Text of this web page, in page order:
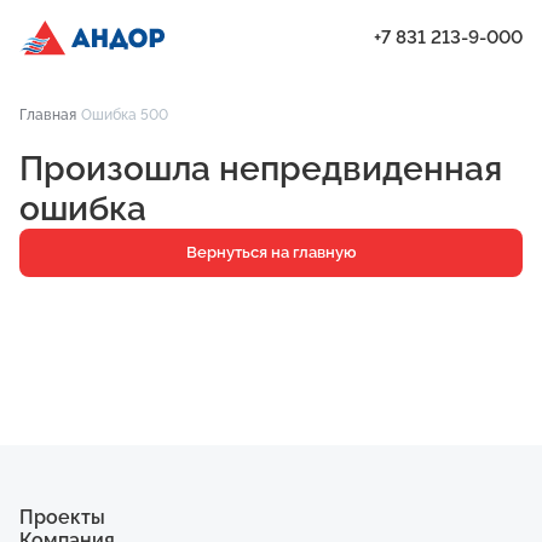
Проекты
Квартиры
Паркинг
Кладовые
+7 831 213-9-000
Главная Ошибка 500
Произошла непредвиденная
ошибка
Вернуться на главную
Проекты